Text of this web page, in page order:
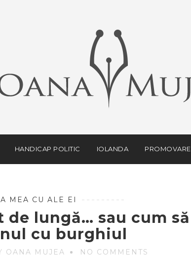
HANDICAP POLITIC IOLANDA PROMOVARE
MEA CU ALE EI
de lungă… sau cum să
cu burghiul
OANA MUJEA NO COMMENTS